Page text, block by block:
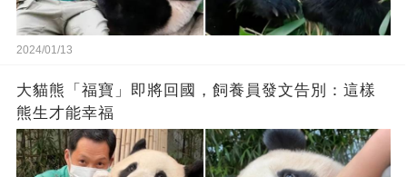
2024/01/13
大貓熊「福寶」即將回國，飼養員發文告別：這樣
熊生才能幸福